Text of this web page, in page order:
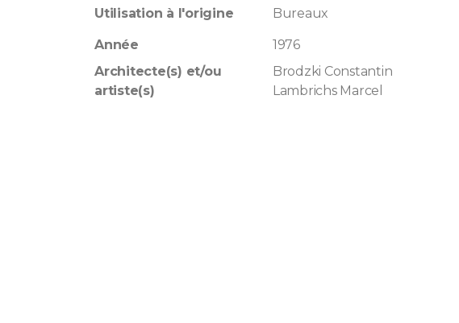
Utilisation à l'origine Bureaux
Année
1976
Architecte(s) et/ou
artiste(s)
Brodzki Constantin
Lambrichs Marcel